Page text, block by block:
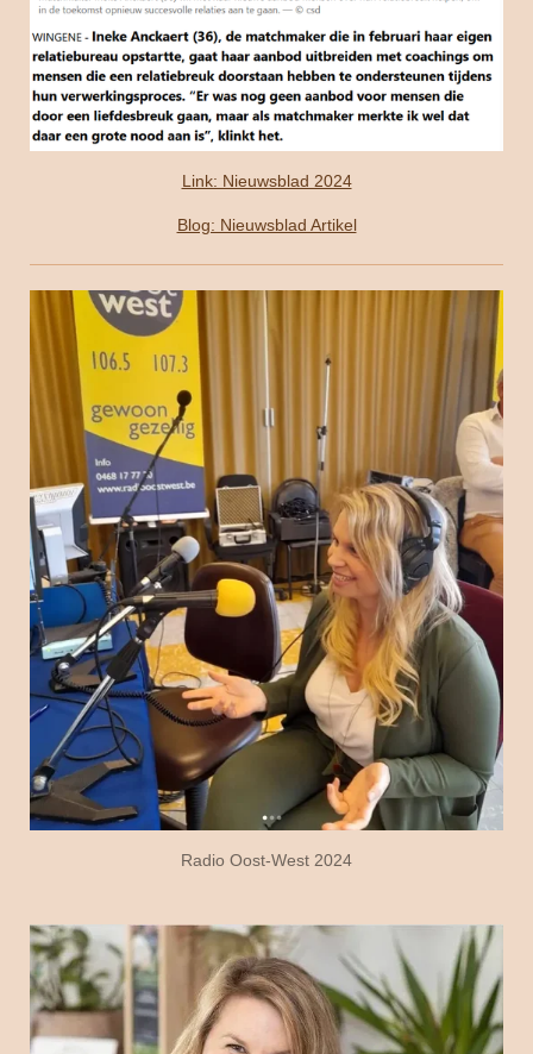
Link: Nieuwsblad 2024
Blog: Nieuwsblad Artikel
Radio Oost-West 2024